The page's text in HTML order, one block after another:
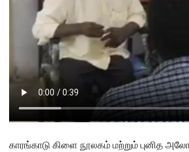
காரங்காடு கிளை நூலகம் மற்றும் புனித